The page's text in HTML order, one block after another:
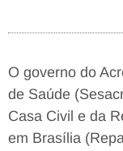
O governo do
de Saúde
Casa Civil e da
em Brasília